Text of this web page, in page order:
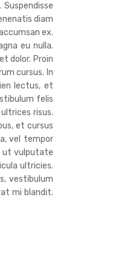
diam
ex.
eu nulla.
dolor. Proin
cursus. In
lectus, et
felis
risus.
et cursus
vel tempor
ut vulputate
ultricies.
vestibulum
mi blandit.